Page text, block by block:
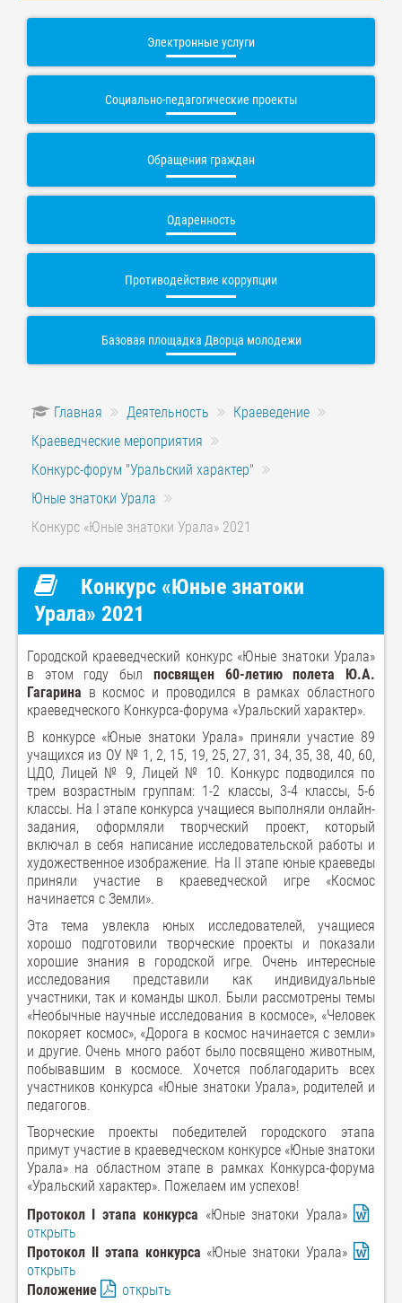
Электронные услуги
Социально-педагогические проекты
Обращения граждан
Одаренность
Противодействие коррупции
Базовая площадка Дворца молодежи
Главная Деятельность
Краеведение
Краеведческие мероприятия
Конкурс-форум "Уральский характер"
Юные знатоки Урала
Конкурс «Юные знатоки Урала» 2021
Конкурс «Юные знатоки
Урала» 2021
Городской краеведческий конкурс «Юные знатоки Урала»
в этом году был посвящен 60-летию полета
Ю.А.
Гагарина в космос и проводился в рамках областного
краеведческого Конкурса-форума «Уральский характер».
В конкурсе «Юные знатоки Урала» приняли участие 89
учащихся из ОУ № 1, 2, 15, 19, 25, 27, 31, 34, 35, 38, 40, 60,
ЦДО, Лицей № 9, Лицей № 10. Конкурс подводился по
трем возрастным группам: 1-2 классы, 3-4 классы, 5-6
классы. На I этапе конкурса учащиеся выполняли онлайн-
задания, оформляли творческий проект, который
включал в себя написание исследовательской работы и
художественное изображение. На II этапе юные краеведы
приняли участие в краеведческой игре «Космос
начинается с Земли».
Эта тема увлекла юных исследователей, учащиеся
хорошо подготовили творческие проекты и показали
хорошие знания в городской игре. Очень интересные
исследования представили как индивидуальные
участники, так и команды школ. Были рассмотрены темы
«Необычные научные исследования в космосе», «Человек
покоряет космос», «Дорога в космос начинается с земли»
и другие. Очень много работ было посвящено животным,
побывавшим в космосе. Хочется поблагодарить всех
участников конкурса «Юные знатоки Урала», родителей и
педагогов.
Творческие проекты победителей городского этапа
примут участие в краеведческом конкурсе «Юные знатоки
Урала» на областном этапе в рамках Конкурса-форума
«Уральский характер». Пожелаем им успехов!
Протокол I этапа конкурса «Юные знатоки Урала»
открыть
Протокол II этапа конкурса «Юные знатоки Урала»
открыть
Положение
открыть